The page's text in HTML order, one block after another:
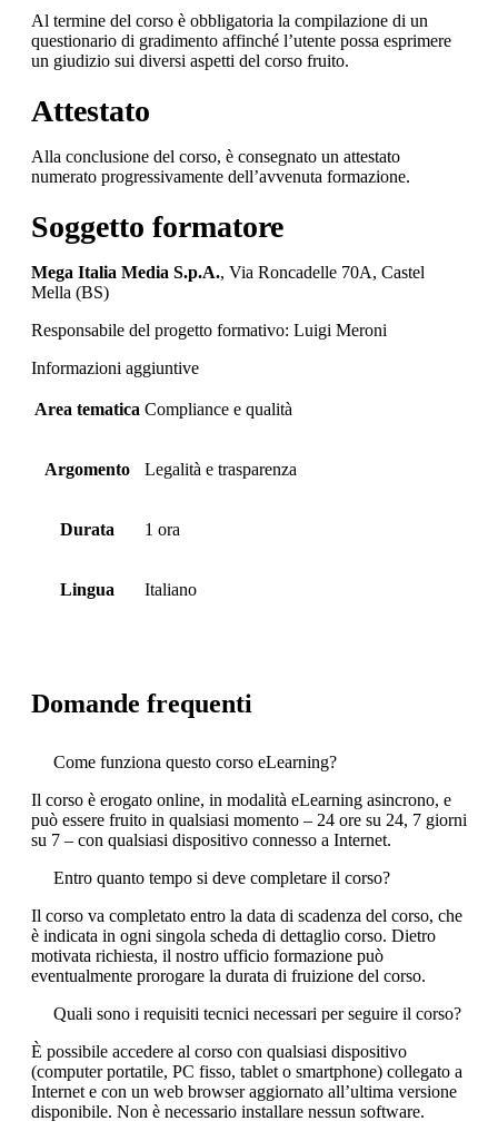
Al termine del corso è obbligatoria la compilazione di un
questionario di gradimento affinché l’utente possa esprimere
un giudizio sui diversi aspetti del corso fruito.
Attestato
Alla conclusione del corso, è consegnato un attestato
numerato progressivamente dell’avvenuta formazione.
Soggetto formatore
Mega Italia Media S.p.A., Via Roncadelle 70A, Castel
Mella (BS)
Responsabile del progetto formativo: Luigi Meroni
Informazioni aggiuntive
Area tematica Compliance e qualità
Argomento Legalità e trasparenza
Durata 1 ora
Lingua Italiano
Domande frequenti
Come funziona questo corso eLearning?
Il corso è erogato online, in modalità eLearning asincrono, e
può essere fruito in qualsiasi momento – 24 ore su 24, 7 giorni
su 7 – con qualsiasi dispositivo connesso a Internet.
Entro quanto tempo si deve completare il corso?
Il corso va completato entro la data di scadenza del corso, che
è indicata in ogni singola scheda di dettaglio corso. Dietro
motivata richiesta, il nostro ufficio formazione può
eventualmente prorogare la durata di fruizione del corso.
Quali sono i requisiti tecnici necessari per seguire il corso?
È possibile accedere al corso con qualsiasi dispositivo
(computer portatile, PC fisso, tablet o smartphone) collegato a
Internet e con un web browser aggiornato all’ultima versione
disponibile. Non è necessario installare nessun software.